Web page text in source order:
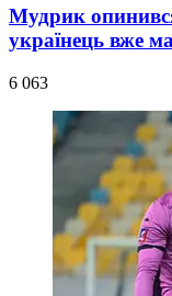
Мудрик
українець вже
6 063